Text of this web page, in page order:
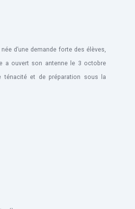
d’une demande forte des élèves,
a ouvert son antenne le 3 octobre
ténacité et de préparation sous la